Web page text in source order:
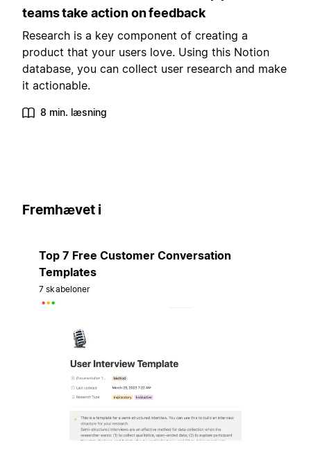
teams take action on feedback
Research is a key component of creating a
product that your users love. Using this Notion
database, you can collect user research and make
it actionable.
8 min. læsning
Fremhævet i
Top 7 Free Customer Conversation
Templates
7 skabeloner